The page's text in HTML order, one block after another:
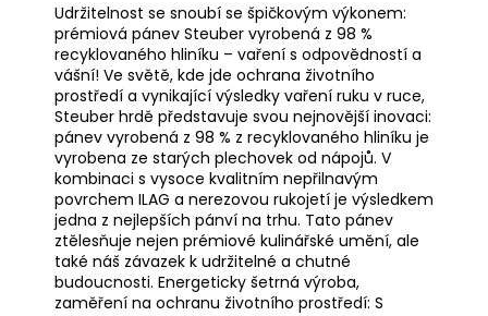
Udržitelnost se snoubí se špičkovým výkonem:
prémiová pánev Steuber vyrobená z 98 %
recyklovaného hliníku – vaření s odpovědností a
vášní! Ve světě, kde jde ochrana životního
prostředí a vynikající výsledky vaření ruku v ruce,
Steuber hrdě představuje svou nejnovější inovaci:
pánev vyrobená z 98 % z recyklovaného hliníku je
vyrobena ze starých plechovek od nápojů. V
kombinaci s vysoce kvalitním nepřilnavým
povrchem ILAG a nerezovou rukojetí je výsledkem
jedna z nejlepších pánví na trhu. Tato pánev
ztělesňuje nejen prémiové kulinářské umění, ale
také náš závazek k udržitelné a chutné
budoucnosti. Energeticky šetrná výroba,
zaměření na ochranu životního prostředí: S